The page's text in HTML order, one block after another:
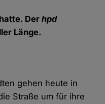
Derhpd
Länge.
gehen heute in
Straße um für ihre